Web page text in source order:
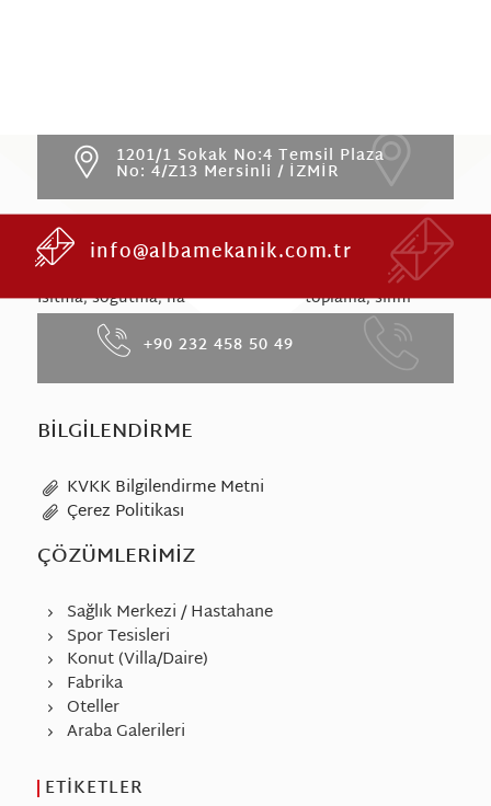
1201/1 Sokak No:4 Temsil Plaza
No: 4/Z13 Mersinli / İZMİR
info@albamekanik.com.tr
+90 232 458 50 49
HAKKIMIZDA
Isıtma, soğutma, havalandırma, toz toplama, sıhhi
tesisat bireysel ve merkezi çözümler ile fabrika
mekaniği ve projelere özel çözümler ile hizmet
BILGILENDIRME
KVKK Bilgilendirme Metni
Çerez Politikası
ÇÖZÜMLERIMIZ
Sağlık Merkezi / Hastahane
Spor Tesisleri
Konut (Villa/Daire)
Fabrika
Oteller
Araba Galerileri
ETIKETLER